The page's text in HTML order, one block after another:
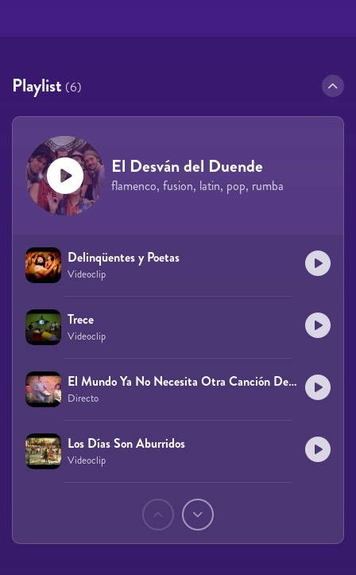
Playlist (6)
El Desván del Duende
flamenco, fusion, latin, pop, rumba
Delinqüentes y Poetas
Videoclip
Trece
Videoclip
El Mundo Ya No Necesita Otra Canción De Amor
Directo
Los Días Son Aburridos
Videoclip